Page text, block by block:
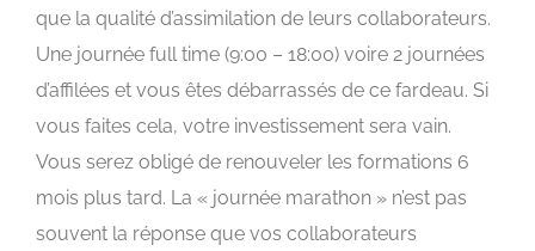
que la qualité d’assimilation de leurs collaborateurs.
Une journée full time (9:00 – 18:00) voire 2 journées
d’affilées et vous êtes débarrassés de ce fardeau. Si
vous faites cela, votre investissement sera vain.
Vous serez obligé de renouveler les formations 6
mois plus tard. La « journée marathon » n’est pas
souvent la réponse que vos collaborateurs